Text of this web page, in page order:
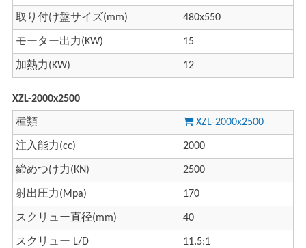
取り付け盤サイズ(mm) 480x550
モーター出力(KW) 15
加熱力(KW) 12
XZL-2000x2500
種類 XZL-2000x2500
注入能力(cc) 2000
締めつけ力(KN) 2500
射出圧力(Mpa) 170
スクリュー直径(mm) 40
スクリュー L/D 11.5:1